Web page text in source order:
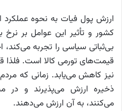
ارزش پول فیات به نحوه
کشور و تأثیر این عوامل بر
بی‌ثباتی سیاسی را تجربه
قیمت‌های تورمی کالا است. فلذا
نیز کاهش می‌یابد. زمانی که
ذخیره ارزش می‌پذیرند و در
می‌کنند، به آن ارزش می‌دهند.